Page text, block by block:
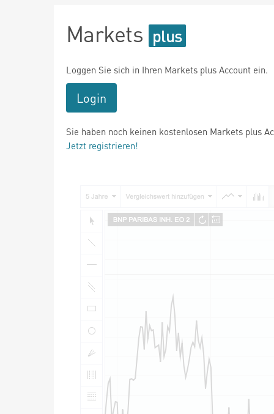
Markets
Loggen Sie sich in Ihren Markets plus Account ein.
Login
Sie haben noch keinen kostenlosen Markets plus
Jetzt registrieren!